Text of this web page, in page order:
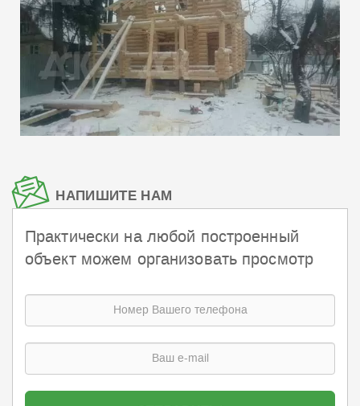
НАПИШИТЕ НАМ
Практически на любой построенный
объект можем организовать просмотр